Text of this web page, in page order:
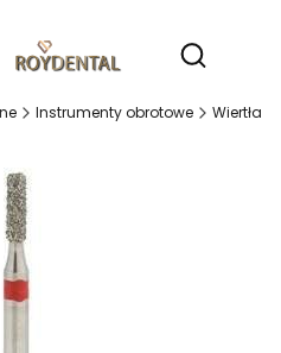
Otwórz
Instrumenty obrotowe Wiertła